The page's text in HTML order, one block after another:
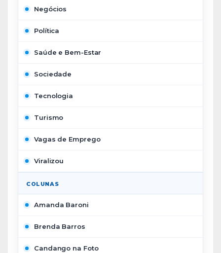
Negócios
Política
Saúde e Bem-Estar
Sociedade
Tecnologia
Turismo
Vagas de Emprego
Viralizou
COLUNAS
Amanda Baroni
Brenda Barros
Candango na Foto